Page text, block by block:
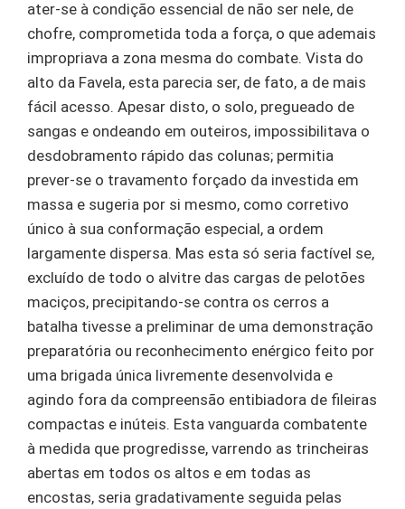
ater-se à condição essencial de não ser nele, de
chofre, comprometida toda a força, o que ademais
impropriava a zona mesma do combate. Vista do
alto da Favela, esta parecia ser, de fato, a de mais
fácil acesso. Apesar disto, o solo, pregueado de
sangas e ondeando em outeiros, impossibilitava o
desdobramento rápido das colunas; permitia
prever-se o travamento forçado da investida em
massa e sugeria por si mesmo, como corretivo
único à sua conformação especial, a ordem
largamente dispersa. Mas esta só seria factível se,
excluído de todo o alvitre das cargas de pelotões
maciços, precipitando-se contra os cerros a
batalha tivesse a preliminar de uma demonstração
preparatória ou reconhecimento enérgico feito por
uma brigada única livremente desenvolvida e
agindo fora da compreensão entibiadora de fileiras
compactas e inúteis. Esta vanguarda combatente
à medida que progredisse, varrendo as trincheiras
abertas em todos os altos e em todas as
encostas, seria gradativamente seguida pelas